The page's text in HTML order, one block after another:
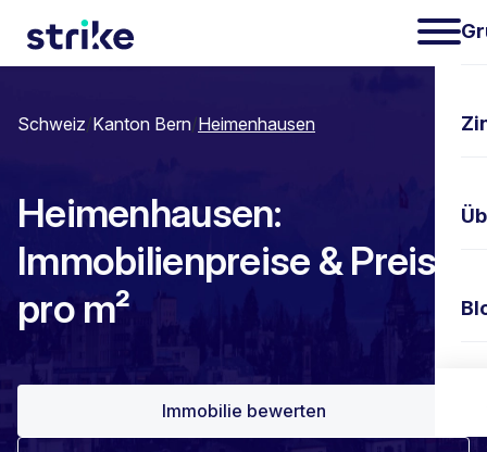
Schweiz/Kanton Bern/Heimenhausen
Heimenhausen:
Immobilienpreise & Preis
pro m²
Immobilie bewerten